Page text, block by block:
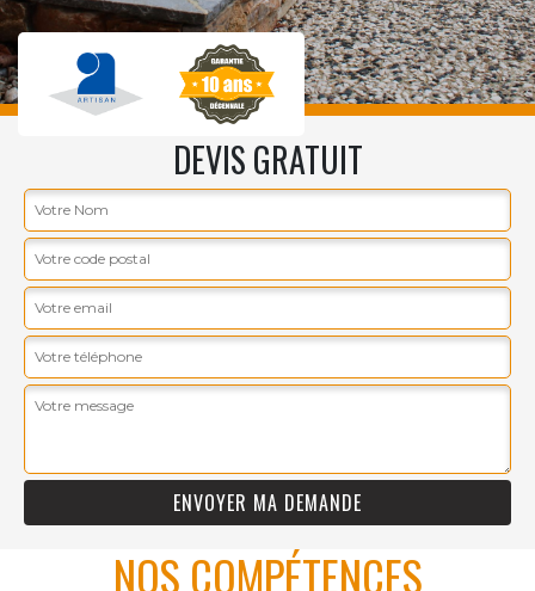
DEVIS GRATUIT
NOS COMPÉTENCES